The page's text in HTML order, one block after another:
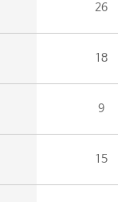
26
18
9
15